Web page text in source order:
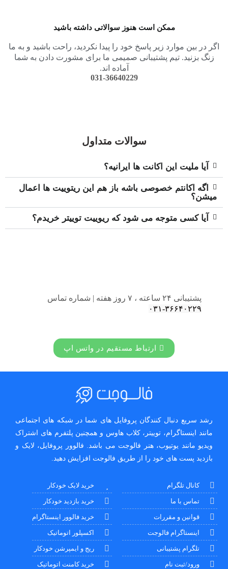
ممکن است هنوز سوالاتی داشته باشید
اگر در بین موارد زیر پاسخ خود را پیدا نکردید، راحت باشید و به ما
زنگ بزنید. تیم پشتیبانی صمیمی ما برای مشورت دادن به شما
آماده اند.
031-36640229
سوالات متداول
آیا ملیت این اکانت ها ایرانیه؟
اگه اکانتم خصوصی باشه باز هم این ریتوییت ها اعمال
میشن؟
آیا کسی متوجه می شود که ریوییت توییتر خریدم؟
پشتیبانی ۲۴ ساعته ، ۷ روز هفته | شماره تماس
۳۶۶۴۰۲۲۹-۰۳۱
ارتباط مستقیم در واتس اپ
رشد سریع دنبال کنندگان پروفایل های شما در شبکه های اجتماعی
مانند اینستاگرام، توییتر، کلاب هاوس و همچنین پلتفرم های اشتراک
ویدیو مانند یوتیوب، هنر فالوجت می باشد. فالوور پروفایل، لایک و
بازدید پست های خود را از طریق فالوجت افزایش دهید.
کانال تلگرام
تماس با ما
قوانین و مقررات
اینستاگرام فالوجت
تلگرام پشتیبانی
ورود/ثبت نام
خرید لایک خودکار
خرید بازدید خودکار
خرید فالوور اینستاگرام
اکسپلور اتوماتیک
ریج و ایمپرشن خودکار
خرید کامنت اتوماتیک